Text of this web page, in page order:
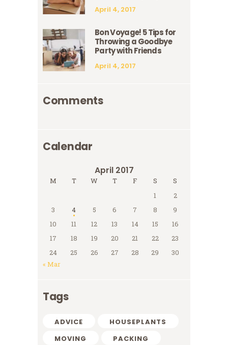
April 4, 2017
Bon Voyage! 5 Tips for
Throwing a Goodbye
Party with Friends
April 4, 2017
Comments
Calendar
April 2017
M T W T F S
S
1
2
3
4 5 6 7 8
9
10
11 12 13 14 15
16
17
18 19 20 21 22
23
24
25 26 27 28 29
30
« Mar
Tags
ADVICE
HOUSEPLANTS
MOVING
PACKING